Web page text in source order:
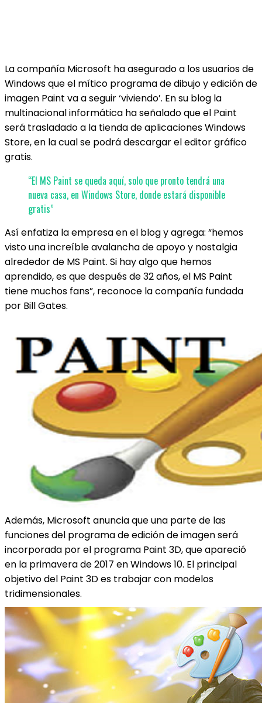
La compañía Microsoft ha asegurado a los usuarios de
Windows que el mítico programa de dibujo y edición de
imagen Paint va a seguir ‘viviendo’. En su blog la
multinacional informática ha señalado que el Paint
será trasladado a la tienda de aplicaciones Windows
Store, en la cual se podrá descargar el editor gráfico
gratis.
“El MS Paint se queda aquí, solo que pronto tendrá una
nueva casa, en Windows Store, donde estará disponible
gratis”
Así enfatiza la empresa en el blog y agrega: “hemos
visto una increíble avalancha de apoyo y nostalgia
alrededor de MS Paint. Si hay algo que hemos
aprendido, es que después de 32 años, el MS Paint
tiene muchos fans”, reconoce la compañía fundada
por Bill Gates.
Además, Microsoft anuncia que una parte de las
funciones del programa de edición de imagen será
incorporada por el programa Paint 3D, que apareció
en la primavera de 2017 en Windows 10. El principal
objetivo del Paint 3D es trabajar con modelos
tridimensionales.